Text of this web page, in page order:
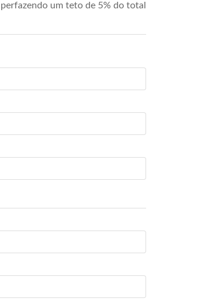
um teto de 5% do total